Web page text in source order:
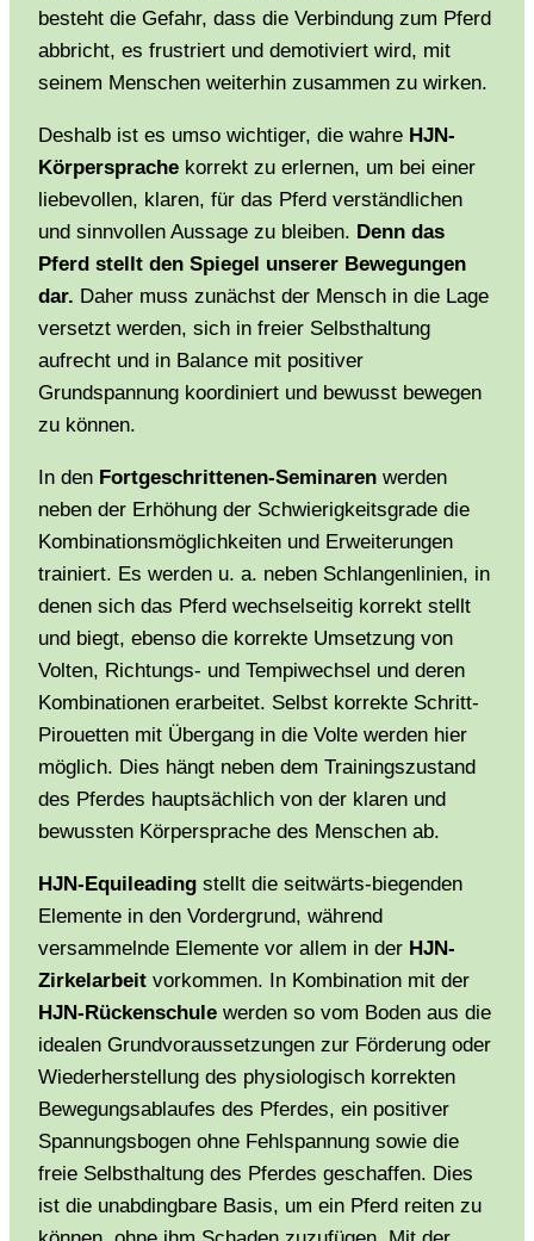
besteht die Gefahr, dass die Verbindung zum Pferd
abbricht, es frustriert und demotiviert wird, mit
seinem Menschen weiterhin zusammen zu wirken.
Deshalb ist es umso wichtiger, die wahre HJN-
Körpersprache korrekt zu erlernen, um bei einer
liebevollen, klaren, für das Pferd verständlichen
und sinnvollen Aussage zu bleiben. Denn das
Pferd stellt den Spiegel unserer Bewegungen
dar. Daher muss zunächst der Mensch in die Lage
versetzt werden, sich in freier Selbsthaltung
aufrecht und in Balance mit positiver
Grundspannung koordiniert und bewusst bewegen
zu können.
In den Fortgeschrittenen-Seminaren werden
neben der Erhöhung der Schwierigkeitsgrade die
Kombinationsmöglichkeiten und Erweiterungen
trainiert. Es werden u. a. neben Schlangenlinien, in
denen sich das Pferd wechselseitig korrekt stellt
und biegt, ebenso die korrekte Umsetzung von
Volten, Richtungs- und Tempiwechsel und deren
Kombinationen erarbeitet. Selbst korrekte Schritt-
Pirouetten mit Übergang in die Volte werden hier
möglich. Dies hängt neben dem Trainingszustand
des Pferdes hauptsächlich von der klaren und
bewussten Körpersprache des Menschen ab.
HJN-Equileading stellt die seitwärts-biegenden
Elemente in den Vordergrund, während
versammelnde Elemente vor allem in der HJN-
Zirkelarbeit vorkommen. In Kombination mit der
HJN-Rückenschule werden so vom Boden aus die
idealen Grundvoraussetzungen zur Förderung oder
Wiederherstellung des physiologisch korrekten
Bewegungsablaufes des Pferdes, ein positiver
Spannungsbogen ohne Fehlspannung sowie die
freie Selbsthaltung des Pferdes geschaffen. Dies
ist die unabdingbare Basis, um ein Pferd reiten zu